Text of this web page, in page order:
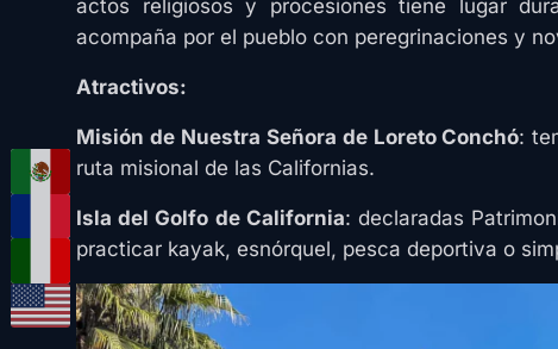
actos religiosos y procesiones tiene lugar
acompaña por el pueblo con peregrinaciones y
Atractivos:
Misión de Nuestra Señora de Loreto Conchó:
ruta misional de las Californias.
Isla del Golfo de California: declaradas
practicar kayak, esnórquel, pesca deportiva o